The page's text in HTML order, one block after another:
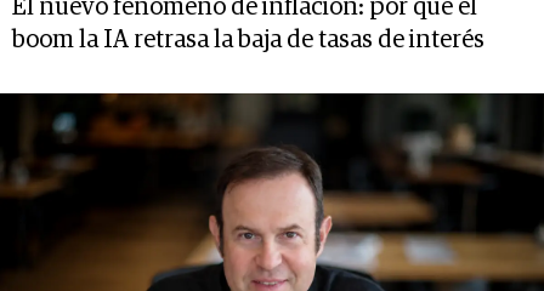
El nuevo fenómeno de inflación: por qué el
boom la IA retrasa la baja de tasas de interés